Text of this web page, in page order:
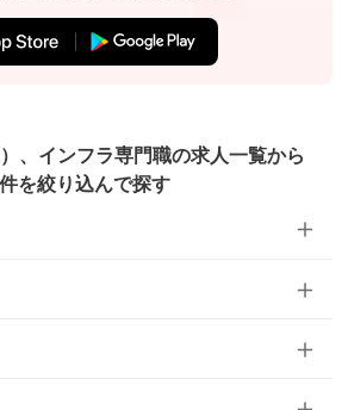
、インフラ専門職の求人一覧から
を絞り込んで探す